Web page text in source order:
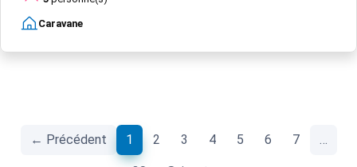
Caravane
← Précédent 1 (current)
2 3 4 5 6 7 …